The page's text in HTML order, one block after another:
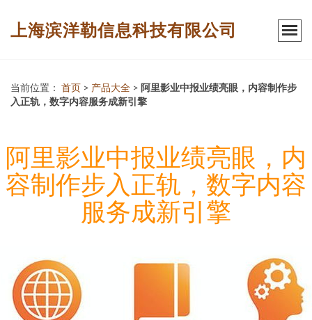
上海滨洋勒信息科技有限公司
当前位置： 首页 > 产品大全 > 阿里影业中报业绩亮眼，内容制作步
入正轨，数字内容服务成新引擎
阿里影业中报业绩亮眼，内
容制作步入正轨，数字内容
服务成新引擎